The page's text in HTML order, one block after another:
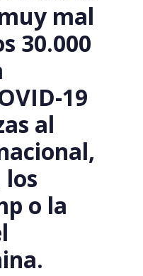
mal
30.000
19
al
o la